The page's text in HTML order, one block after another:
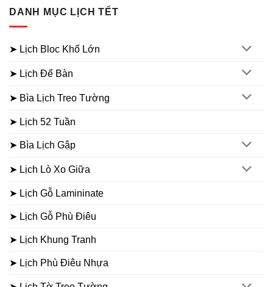
DANH MỤC LỊCH TẾT
➤ Lịch Bloc Khổ Lớn
➤ Lịch Để Bàn
➤ Bìa Lịch Treo Tường
➤ Lịch 52 Tuần
➤ Bìa Lịch Gập
➤ Lịch Lò Xo Giữa
➤ Lịch Gỗ Lamininate
➤ Lịch Gỗ Phù Điêu
➤ Lịch Khung Tranh
➤ Lịch Phù Điêu Nhựa